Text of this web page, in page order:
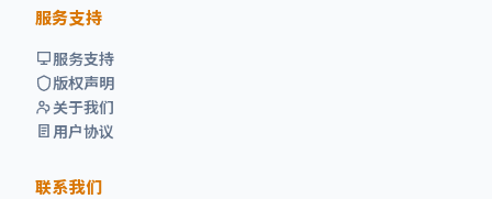
服务支持
服务支持
版权声明
关于我们
用户协议
联系我们